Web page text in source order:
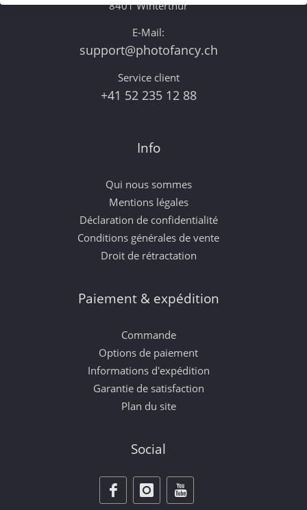
8401 Winterthur
E-Mail:
support@photofancy.ch
Service client
+41 52 235 12 88
Info
Qui nous sommes
Mentions légales
Déclaration de confidentialité
Conditions générales de vente
Droit de rétractation
Paiement & expédition
Commande
Options de paiement
Informations d'expédition
Garantie de satisfaction
Plan du site
Social